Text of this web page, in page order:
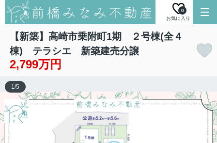
お気に入り
0
【新築】高崎市乗附町1期 ２号棟(全４
棟) テラシエ 新築建売分譲
2,799万円
1/5